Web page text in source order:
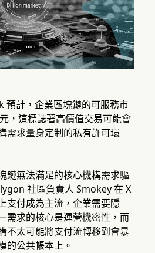
預計，企業區塊鏈的可服務市
，這標誌著高價值交易可能會
需求量身定制的私有許可環
鏈無法滿足的核心機構需求驅
社區負責人 Smokey 在 X
支付成為主流，企業需要隱
需求的核心是運營機密性，而
不太可能將支付流轉移到會暴
的公共帳本上。